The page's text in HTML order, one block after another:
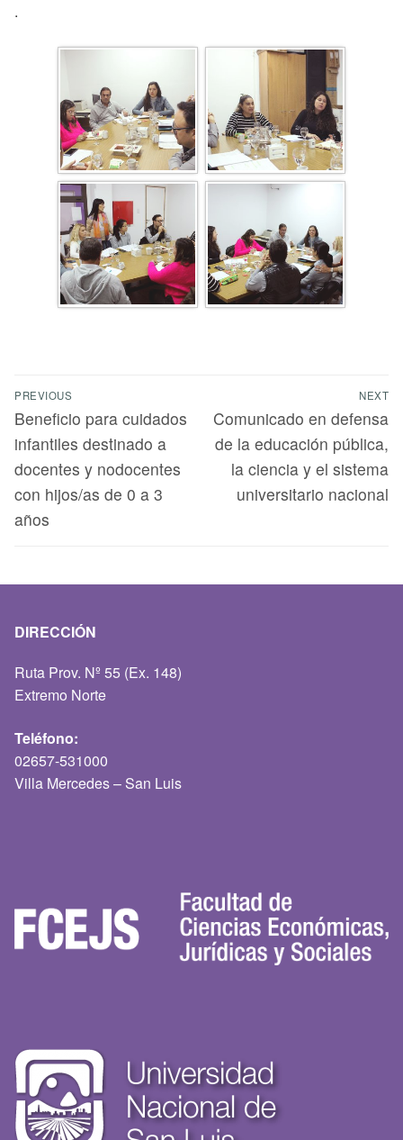
.
PREVIOUS
Beneficio para cuidados
infantiles destinado a
docentes y nodocentes
con hijos/as de 0 a 3
años
NEXT
Comunicado en defensa
de la educación pública,
la ciencia y el sistema
universitario nacional
DIRECCIÓN
Ruta Prov. Nº 55 (Ex. 148)
Extremo Norte
Teléfono:
02657-531000
Villa Mercedes – San Luis